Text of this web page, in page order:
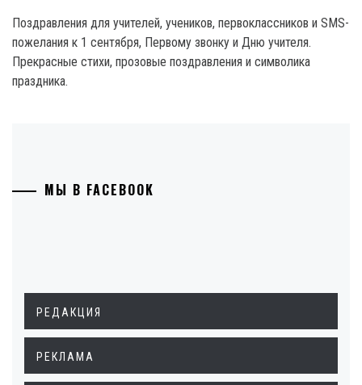
Поздравления для учителей, учеников, первоклассников и SMS-
пожелания к 1 сентября, Первому звонку и Дню учителя.
Прекрасные стихи, прозовые поздравления и символика
праздника.
МЫ В FACEBOOK
РЕДАКЦИЯ
РЕКЛАМА